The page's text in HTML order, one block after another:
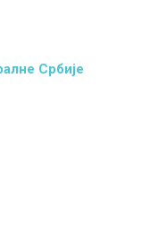
Србије